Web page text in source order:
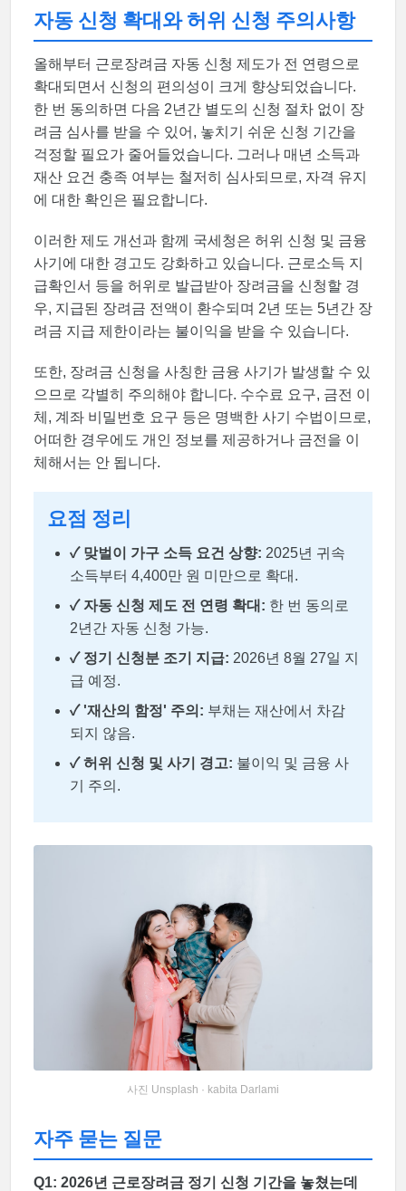
자동 신청 확대와 허위 신청 주의사항
올해부터 근로장려금 자동 신청 제도가 전 연령으로
확대되면서 신청의 편의성이 크게 향상되었습니다.
한 번 동의하면 다음 2년간 별도의 신청 절차 없이 장
려금 심사를 받을 수 있어, 놓치기 쉬운 신청 기간을
걱정할 필요가 줄어들었습니다. 그러나 매년 소득과
재산 요건 충족 여부는 철저히 심사되므로, 자격 유지
에 대한 확인은 필요합니다.
이러한 제도 개선과 함께 국세청은 허위 신청 및 금융
사기에 대한 경고도 강화하고 있습니다. 근로소득 지
급확인서 등을 허위로 발급받아 장려금을 신청할 경
우, 지급된 장려금 전액이 환수되며 2년 또는 5년간 장
려금 지급 제한이라는 불이익을 받을 수 있습니다.
또한, 장려금 신청을 사칭한 금융 사기가 발생할 수 있
으므로 각별히 주의해야 합니다. 수수료 요구, 금전 이
체, 계좌 비밀번호 요구 등은 명백한 사기 수법이므로,
어떠한 경우에도 개인 정보를 제공하거나 금전을 이
체해서는 안 됩니다.
요점 정리
✓ 맞벌이 가구 소득 요건 상향: 2025년 귀속
소득부터 4,400만 원 미만으로 확대.
✓ 자동 신청 제도 전 연령 확대: 한 번 동의로
2년간 자동 신청 가능.
✓ 정기 신청분 조기 지급: 2026년 8월 27일 지
급 예정.
✓ '재산의 함정' 주의: 부채는 재산에서 차감
되지 않음.
✓ 허위 신청 및 사기 경고: 불이익 및 금융 사
기 주의.
사진 Unsplash · kabita Darlami
자주 묻는 질문
Q1: 2026년 근로장려금 정기 신청 기간을 놓쳤는데